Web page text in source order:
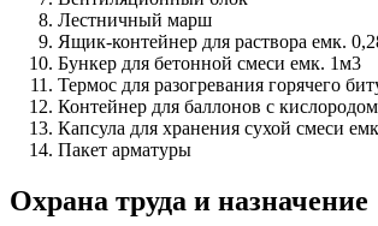
Лестничный марш
Ящик-контейнер для раствора емк.
Бункер для бетонной смеси емк. 1м3
Термос для разогревания горячего
Контейнер для баллонов с
Капсула для хранения сухой смеси
Пакет арматуры
Охрана труда и назначение